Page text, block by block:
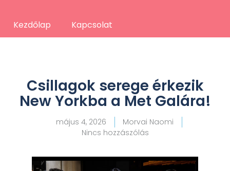
Kezdőlap Kapcsolat
Csillagok serege érkezik
New Yorkba a Met Galára!
május 4, 2026
Morvai Naomi
Nincs hozzászólás